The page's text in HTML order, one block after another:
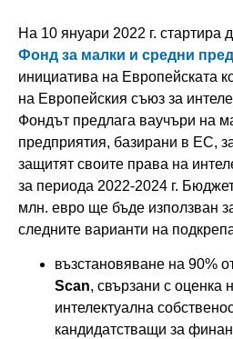
На 10 януари 2022 г. стартира
Фонд за малки и средни
инициатива на Европейската
на Европейския съюз за
Фондът предлага ваучъри на
предприятия, базирани в ЕС,
защитят своите права на
за периода 2022-2024 г.
млн. евро ще бъде използван
следните варианти на
възстановяване на 90%
Scan, свързани с оценка
интелектуална
кандидатстващи за